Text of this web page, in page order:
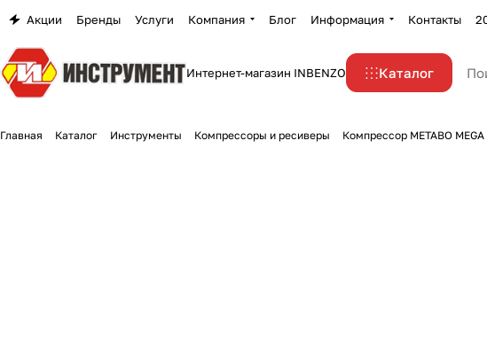
Акции Бренды Услуги Компания Блог Информация Контакты
Интернет-магазин INBENZO Каталог
Главная Каталог Инструменты Компрессоры и ресиверы Компрессор METABO